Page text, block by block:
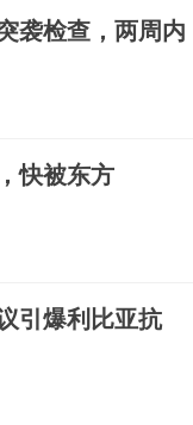
袭检查，两周内
快被东方
引爆利比亚抗